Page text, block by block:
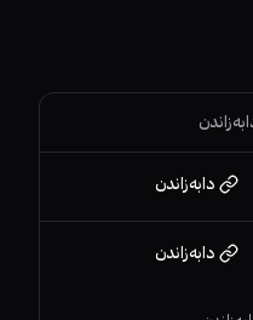
دابەزاندن
دابەزاندن